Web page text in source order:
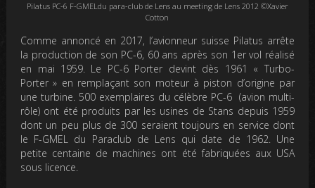
Pilatus PC-6 F-GMELdu para-club de Lens au meeting de Lens 2012 ©Xavier
Cotton
Comme annoncé en 2017, l’avionneur suisse Pilatus arrête
la production de son PC-6, 60 ans après son 1er vol réalisé
en mai 1959. Le PC-6 Porter devint dès 1961 « Turbo-
Porter » en remplaçant son moteur à piston d’origine par
une turbine. 500 exemplaires du célèbre PC-6 (avion multi-
rôle) ont été produits par les usines de Stans depuis 1959
dont un peu plus de 300 seraient toujours en service dont
le F-GMEL du Paraclub de Lens qui date de 1962. Une
petite centaine de machines ont été fabriquées aux USA
sous licence.